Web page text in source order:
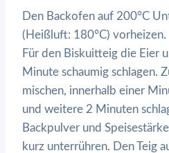
Den Backofen auf 200°C
(Heißluft: 180°C) vorheizen.
Für den Biskuitteig die Eier
Minute schaumig schlagen.
mischen, innerhalb einer
und weitere 2 Minuten
Backpulver und
kurz unterrühren. Den Teig